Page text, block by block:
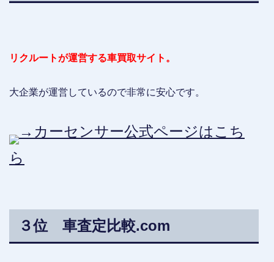
リクルートが運営する車買取サイト。
大企業が運営しているので非常に安心です。
→カーセンサー公式ページはこち
ら
３位 車査定比較.com